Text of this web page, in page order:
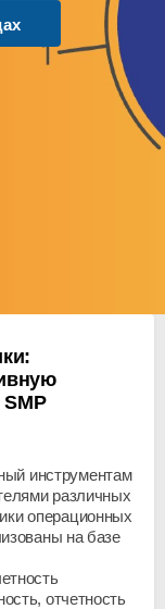
SMP
инструментам
различных
операционных
на базе
отчетность